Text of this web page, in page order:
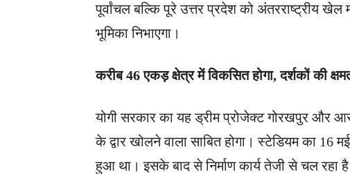
पूर्वांचल बल्कि पूरे उत्तर प्रदेश को अंतरराष्ट्रीय खेल
भूमिका निभाएगा।
करीब 46 एकड़ क्षेत्र में विकसित होगा, दर्शकों की
योगी सरकार का यह ड्रीम प्रोजेक्ट गोरखपुर और
के द्वार खोलने वाला साबित होगा। स्टेडियम का 16
हुआ था। इसके बाद से निर्माण कार्य तेजी से चल रहा